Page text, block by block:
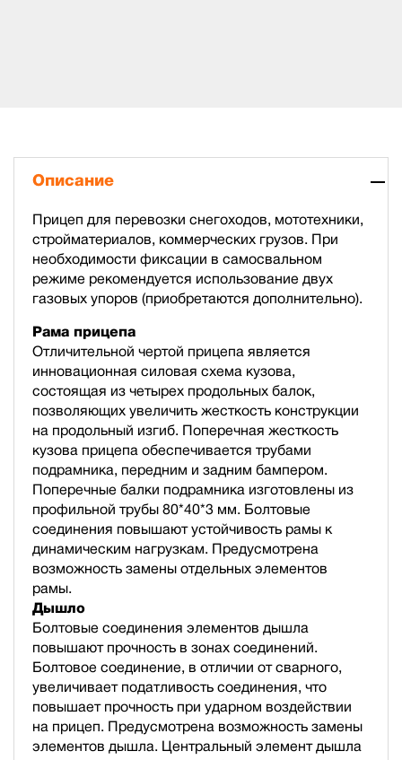
Описание
Прицеп для перевозки снегоходов, мототехники,
стройматериалов, коммерческих грузов. При
необходимости фиксации в самосвальном
режиме рекомендуется использование двух
газовых упоров (приобретаются дополнительно).
Рама прицепа
Отличительной чертой прицепа является
инновационная силовая схема кузова,
состоящая из четырех продольных балок,
позволяющих увеличить жесткость конструкции
на продольный изгиб. Поперечная жесткость
кузова прицепа обеспечивается трубами
подрамника, передним и задним бампером.
Поперечные балки подрамника изготовлены из
профильной трубы 80*40*3 мм. Болтовые
соединения повышают устойчивость рамы к
динамическим нагрузкам. Предусмотрена
возможность замены отдельных элементов
рамы.
Дышло
Болтовые соединения элементов дышла
повышают прочность в зонах соединений.
Болтовое соединение, в отличии от сварного,
увеличивает податливость соединения, что
повышает прочность при ударном воздействии
на прицеп. Предусмотрена возможность замены
элементов дышла. Центральный элемент дышла